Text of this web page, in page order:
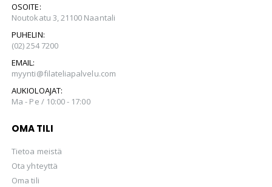
OSOITE:
Noutokatu 3, 21100 Naantali
PUHELIN:
(02) 254 7200
EMAIL:
myynti@filateliapalvelu.com
AUKIOLOAJAT:
Ma - Pe / 10:00 - 17:00
OMA TILI
Tietoa meistä
Ota yhteyttä
Oma tili